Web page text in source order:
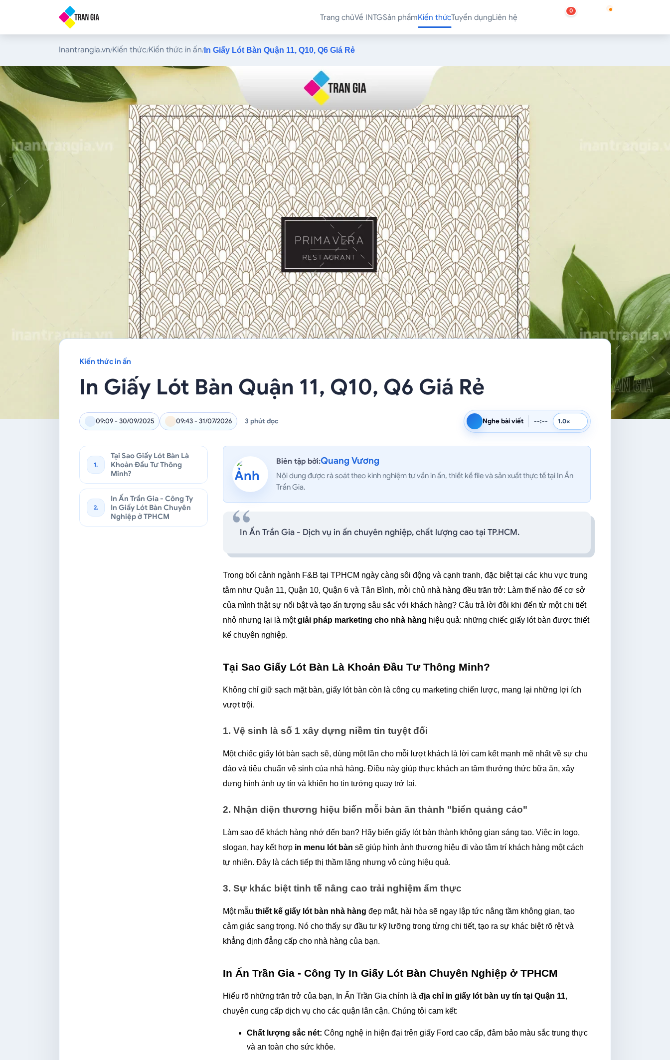
Trang chủVề INTGSản phẩmKiến thứcTuyển dụngLiên hệ
0
Inantrangia.vn/Kiến thức/Kiến thức in ấn/ In Giấy Lót Bàn Quận 11, Q10, Q6 Giá Rẻ
Kiến thức in ấn
In Giấy Lót Bàn Quận 11, Q10, Q6 Giá Rẻ
09:09 - 30/09/2025 09:43 - 31/07/2026 3 phút đọc Nghe bài viết
Đọc bằng giọng mặc định của trình duyệt
--:-- Tốc độ đọc
1.
Tại Sao Giấy Lót Bàn Là
Khoản Đầu Tư Thông
Minh?
2.
In Ấn Trần Gia - Công Ty
In Giấy Lót Bàn Chuyên
Nghiệp ở TPHCM
Biên tập bởi:Quang Vương
Nội dung được rà soát theo kinh nghiệm tư vấn in ấn, thiết kế file và sản xuất thực tế tại In Ấn
Trần Gia.
In Ấn Trần Gia - Dịch vụ in ấn chuyên nghiệp, chất lượng cao tại TP.HCM.
Trong bối cảnh ngành F&B tại TPHCM ngày càng sôi động và cạnh tranh, đặc biệt tại các khu vực trung
tâm như Quận 11, Quận 10, Quận 6 và Tân Bình, mỗi chủ nhà hàng đều trăn trở: Làm thế nào để cơ sở
của mình thật sự nổi bật và tạo ấn tượng sâu sắc với khách hàng? Câu trả lời đôi khi đến từ một chi tiết
nhỏ nhưng lại là một giải pháp marketing cho nhà hàng hiệu quả: những chiếc giấy lót bàn được thiết
kế chuyên nghiệp.
Tại Sao Giấy Lót Bàn Là Khoản Đầu Tư Thông Minh?
Không chỉ giữ sạch mặt bàn, giấy lót bàn còn là công cụ marketing chiến lược, mang lại những lợi ích
vượt trội.
1. Vệ sinh là số 1 xây dựng niềm tin tuyệt đối
Một chiếc giấy lót bàn sạch sẽ, dùng một lần cho mỗi lượt khách là lời cam kết mạnh mẽ nhất về sự chu
đáo và tiêu chuẩn vệ sinh của nhà hàng. Điều này giúp thực khách an tâm thưởng thức bữa ăn, xây
dựng hình ảnh uy tín và khiến họ tin tưởng quay trở lại.
2. Nhận diện thương hiệu biến mỗi bàn ăn thành "biển quảng cáo"
Làm sao để khách hàng nhớ đến bạn? Hãy biến giấy lót bàn thành không gian sáng tạo. Việc in logo,
slogan, hay kết hợp in menu lót bàn sẽ giúp hình ảnh thương hiệu đi vào tâm trí khách hàng một cách
tự nhiên. Đây là cách tiếp thị thầm lặng nhưng vô cùng hiệu quả.
3. Sự khác biệt tinh tế nâng cao trải nghiệm ẩm thực
Một mẫu thiết kế giấy lót bàn nhà hàng đẹp mắt, hài hòa sẽ ngay lập tức nâng tầm không gian, tạo
cảm giác sang trọng. Nó cho thấy sự đầu tư kỹ lưỡng trong từng chi tiết, tạo ra sự khác biệt rõ rệt và
khẳng định đẳng cấp cho nhà hàng của bạn.
In Ấn Trần Gia - Công Ty In Giấy Lót Bàn Chuyên Nghiệp ở TPHCM
Hiểu rõ những trăn trở của bạn, In Ấn Trần Gia chính là địa chỉ in giấy lót bàn uy tín tại Quận 11,
chuyên cung cấp dịch vụ cho các quận lân cận. Chúng tôi cam kết:
Chất lượng sắc nét: Công nghệ in hiện đại trên giấy Ford cao cấp, đảm bảo màu sắc trung thực
và an toàn cho sức khỏe.